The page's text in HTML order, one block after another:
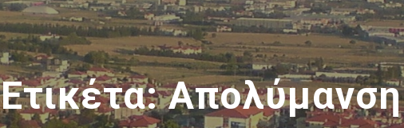
Ετικέτα:Απολύμανση